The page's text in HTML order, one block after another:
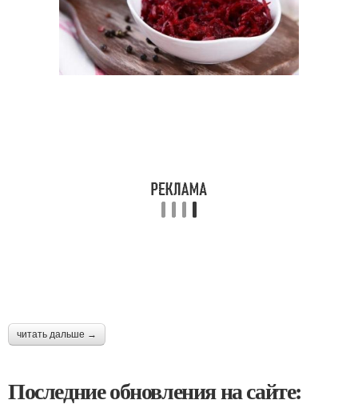
читать дальше →
Последние обновления на сайте: